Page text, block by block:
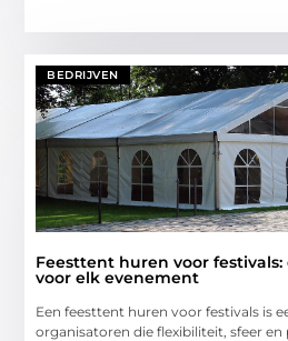
BEDRIJVEN
Feesttent huren voor
voor elk evenement
Een feesttent huren voor festivals is
organisatoren die flexibiliteit, sfeer